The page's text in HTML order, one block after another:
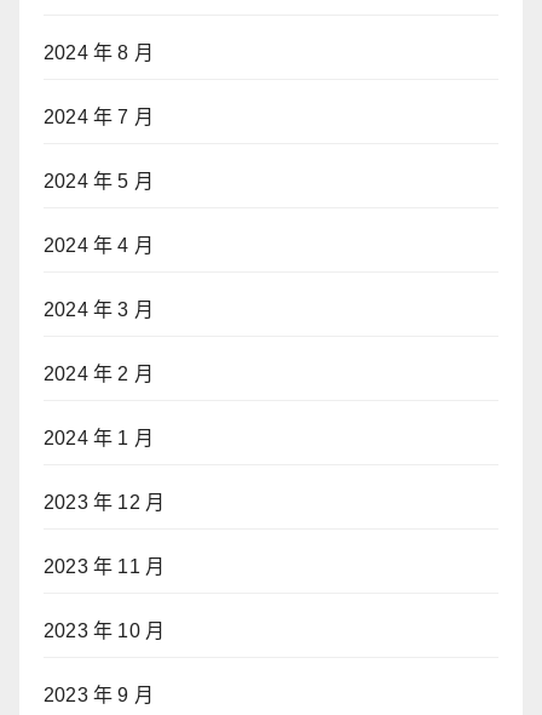
2024 年 8 月
2024 年 7 月
2024 年 5 月
2024 年 4 月
2024 年 3 月
2024 年 2 月
2024 年 1 月
2023 年 12 月
2023 年 11 月
2023 年 10 月
2023 年 9 月